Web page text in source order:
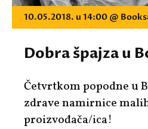
10.05.2018. u 14:00 @
Dobra špajza u
Četvrtkom popodne u
zdrave namirnice
proizvođača/ica!